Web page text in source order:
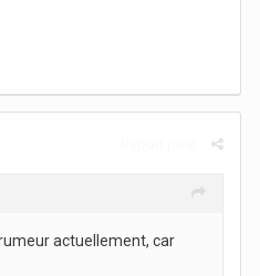
actuellement, car